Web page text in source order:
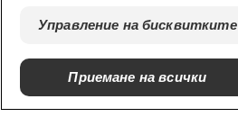
здравословен живот.
Управление на бисквитките
Приемане на всички